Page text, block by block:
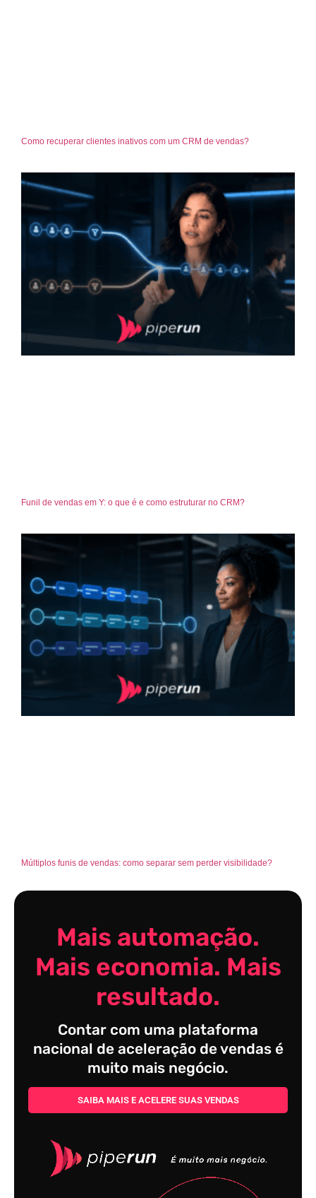
Como recuperar clientes inativos com um CRM de vendas?
Funil de vendas em Y: o que é e como estruturar no CRM?
Múltiplos funis de vendas: como separar sem perder visibilidade?
Mais automação.
Mais economia. Mais
resultado.
Contar com uma plataforma
nacional de aceleração de vendas é
muito mais negócio.
SAIBA MAIS E ACELERE SUAS VENDAS